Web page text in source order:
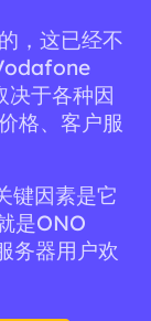
，这已经不
决于各种因
格、客户服
键因素是它
是ONO
务器用户欢